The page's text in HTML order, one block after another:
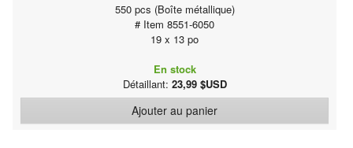
550 pcs (Boîte métallique)
# Item 8551-6050
19 x 13 po
En stock
Détaillant: 23,99 $USD
Ajouter au panier